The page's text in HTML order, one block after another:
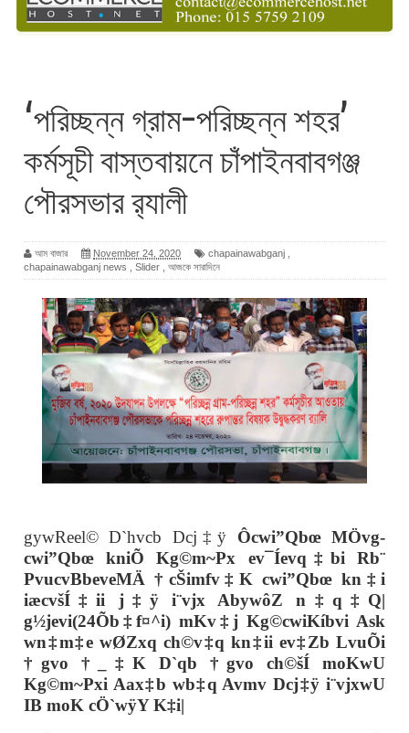
‘পরিচ্ছন্ন গ্রাম-পরিচ্ছন্ন শহর’
কর্মসূচী বাস্তবায়নে চাঁপাইনবাবগঞ্জ
পৌরসভার র‌্যালী
আম বাজার November 24, 2020 chapainawabganj
chapainawabganj news
Slider আজকে সারাদিনে
gywReel© D`hvcb Dcj‡ÿ Ôcwi”Qbœ MÖvg-
cwi”Qbœ kniÕ Kg©m~Px ev¯Íevq‡bi Rb¨
PvucvBbeveMÄ †cŠimfv‡K cwi”Qbœ kn‡i
iæcvšÍ‡ii j‡ÿ i¨vjx AbywôZ n‡q‡Q|
g½jevi(24Õb‡f¤^i) mKv‡j Kg©cwiKíbvi Ask
wn‡m‡e wØZxq ch©v‡q kn‡ii ev‡Zb LvuÕi
†gvo †_‡K D`qb †gvo ch©šÍ moKwU
Kg©m~Pxi Aax‡b wb‡q Avmv Dcj‡ÿ i¨vjxwU
IB moK cÖ`wÿY K‡i|